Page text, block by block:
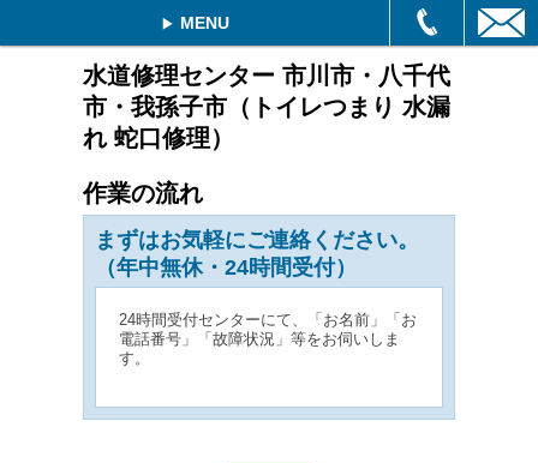
MENU
水道修理センター 市川市・八千代
市・我孫子市（トイレつまり 水漏
れ 蛇口修理）
作業の流れ
まずはお気軽にご連絡ください。
（年中無休・24時間受付）
24時間受付センターにて、「お名前」「お
電話番号」「故障状況」等をお伺いしま
す。